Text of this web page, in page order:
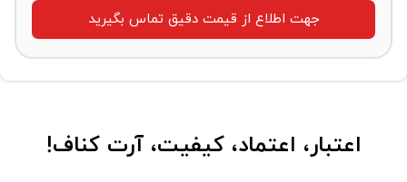
جهت اطلاع از قیمت دقیق تماس بگیرید
اعتبار، اعتماد، کیفیت، آرت کناف!